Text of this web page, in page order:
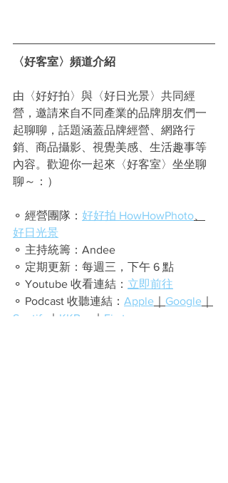
〈好客室〉頻道介紹
由〈好好拍〉與〈好日光景〉共同經
營，邀請來自不同產業的品牌朋友們一
起聊聊，話題涵蓋品牌經營、網路行
銷、商品攝影、視覺美感、生活趣事等
內容。歡迎你一起來〈好客室〉坐坐聊
聊～：）
⚬ 經營團隊： 好好拍 HowHowPhoto
好日光景
⚬ 主持統籌：Andee
⚬ 定期更新：每週三，下午 6 點
⚬ Youtube 收看連結： 立即前往
⚬ Podcast 收聽連結： Apple Google
Spotify
｜ KKBox ｜ Firstory